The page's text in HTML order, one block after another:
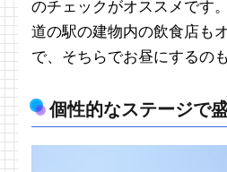
のチェックがオススメです。
道の駅の建物内の飲食店も
で、そちらでお昼にするの
個性的なステージで